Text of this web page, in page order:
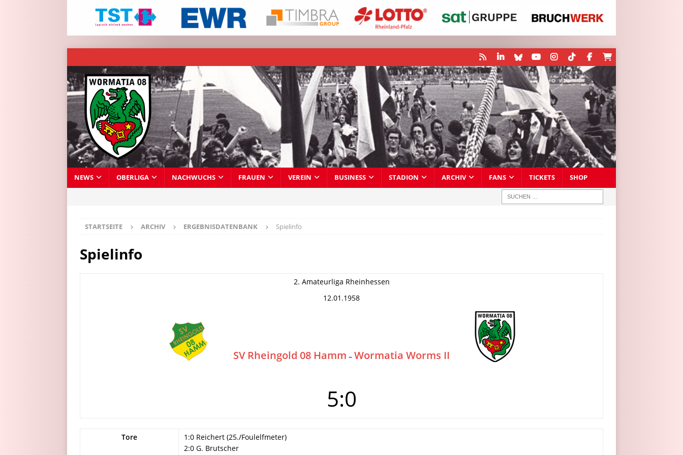
NEWS OBERLIGA NACHWUCHS FRAUEN VEREIN BUSINESS STADION ARCHIV FANS TICKETS SHOP
STARTSEITE ARCHIV ERGEBNISDATENBANK Spielinfo
Spielinfo
2. Amateurliga Rheinhessen
12.01.1958
SV Rheingold 08 Hamm – Wormatia Worms II
5:0
Tore
1:0 Reichert (25./Foulelfmeter)
2:0 G. Brutscher